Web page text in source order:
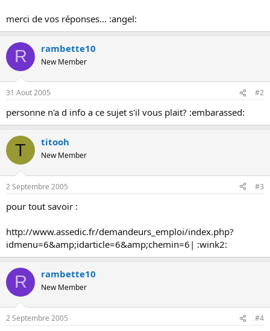
merci de vos réponses... :angel:
R rambette10
New Member
31 Aout 2005 #2
personne n'a d info a ce sujet s'il vous plait? :embarassed:
T titooh
New Member
2 Septembre 2005 #3
pour tout savoir :
http://www.assedic.fr/demandeurs_emploi/index.php?
idmenu=6&amp;idarticle=6&amp;chemin=6| :wink2:
R rambette10
New Member
2 Septembre 2005 #4